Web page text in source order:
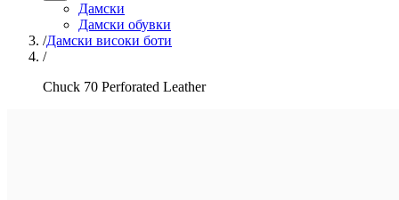
Дамски
Дамски обувки
/Дамски високи боти
/
Chuck 70 Perforated Leather